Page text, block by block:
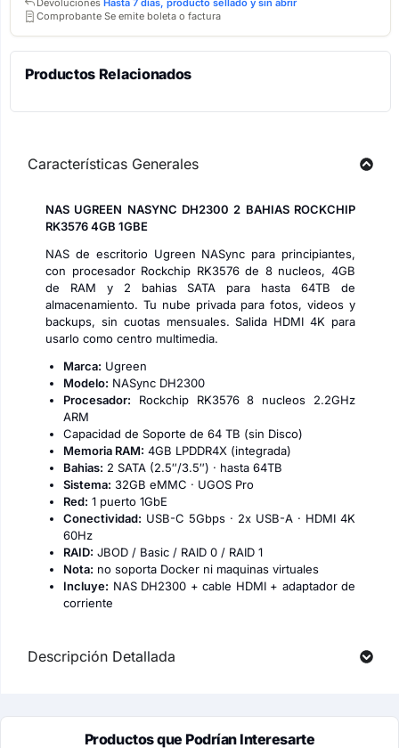
Devoluciones Hasta 7 días, producto sellado y sin abrir
Comprobante Se emite boleta o factura
Productos Relacionados
Características Generales
NAS UGREEN NASYNC DH2300 2 BAHIAS ROCKCHIP
RK3576 4GB 1GBE
NAS de escritorio Ugreen NASync para principiantes,
con procesador Rockchip RK3576 de 8 nucleos, 4GB
de RAM y 2 bahias SATA para hasta 64TB de
almacenamiento. Tu nube privada para fotos, videos y
backups, sin cuotas mensuales. Salida HDMI 4K para
usarlo como centro multimedia.
Marca: Ugreen
Modelo: NASync DH2300
Procesador: Rockchip RK3576 8 nucleos 2.2GHz
ARM
Capacidad de Soporte de 64 TB (sin Disco)
Memoria RAM: 4GB LPDDR4X (integrada)
Bahias: 2 SATA (2.5″/3.5″) · hasta 64TB
Sistema: 32GB eMMC · UGOS Pro
Red: 1 puerto 1GbE
Conectividad: USB-C 5Gbps · 2x USB-A · HDMI 4K
60Hz
RAID: JBOD / Basic / RAID 0 / RAID 1
Nota: no soporta Docker ni maquinas virtuales
Incluye: NAS DH2300 + cable HDMI + adaptador de
corriente
Descripción Detallada
Productos que Podrían Interesarte